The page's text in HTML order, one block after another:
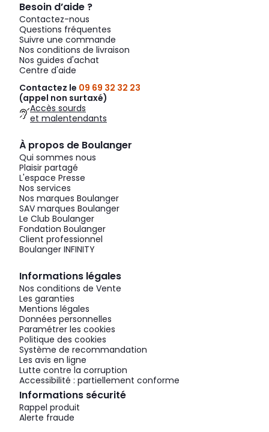
Besoin d’aide ?
Contactez-nous
Questions fréquentes
Suivre une commande
Nos conditions de livraison
Nos guides d'achat
Centre d'aide
Contactez le 09 69 32 32 23
(appel non surtaxé)
Accès sourds
et malentendants
À propos de Boulanger
Qui sommes nous
Plaisir partagé
L'espace Presse
Nos services
Nos marques Boulanger
SAV marques Boulanger
Le Club Boulanger
Fondation Boulanger
Client professionnel
Boulanger INFINITY
Informations légales
Nos conditions de Vente
Les garanties
Mentions légales
Données personnelles
Paramétrer les cookies
Politique des cookies
Système de recommandation
Les avis en ligne
Lutte contre la corruption
Accessibilité : partiellement conforme
Informations sécurité
Rappel produit
Alerte fraude